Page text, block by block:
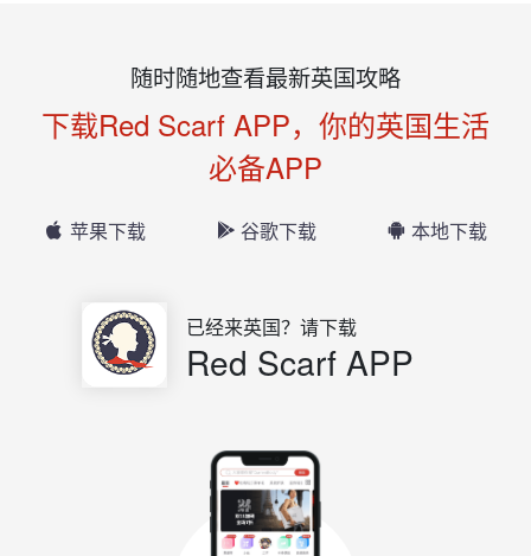
随时随地查看最新英国攻略
下载Red Scarf APP，你的英国生活
必备APP
苹果下载 谷歌下载 本地下载
已经来英国？请下载
Red Scarf APP